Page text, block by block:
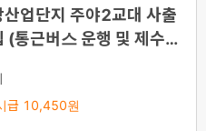
산업단지 주야2교대 사출
(통근버스 운행 및 제수당
급 10,450원